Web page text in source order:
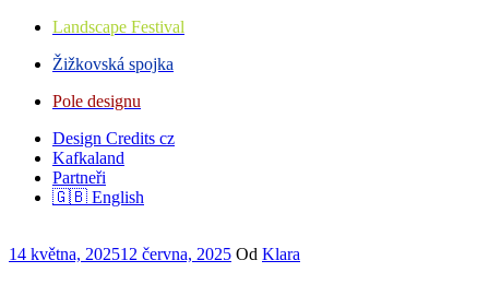
Landscape Festival
Žižkovská spojka
Pole designu
Design Credits cz
Kafkaland
Partneři
🇬🇧 English
Publikováno
14 května, 202512 června, 2025 Od Klara